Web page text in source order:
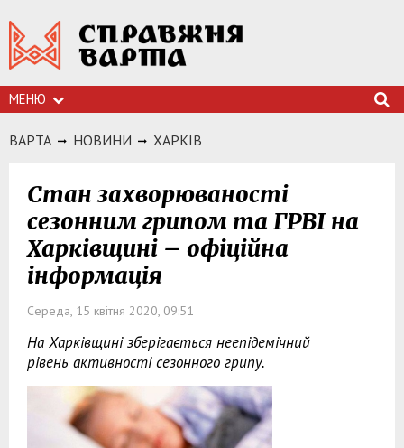
МЕНЮ
ВАРТА НОВИНИ ХАРКIВ
Стан захворюваності
сезонним грипом та ГРВІ на
Харківщині – офіційна
інформація
Середа, 15 квітня 2020, 09:51
На Харківщині зберігається неепідемічний
рівень активності сезонного грипу.